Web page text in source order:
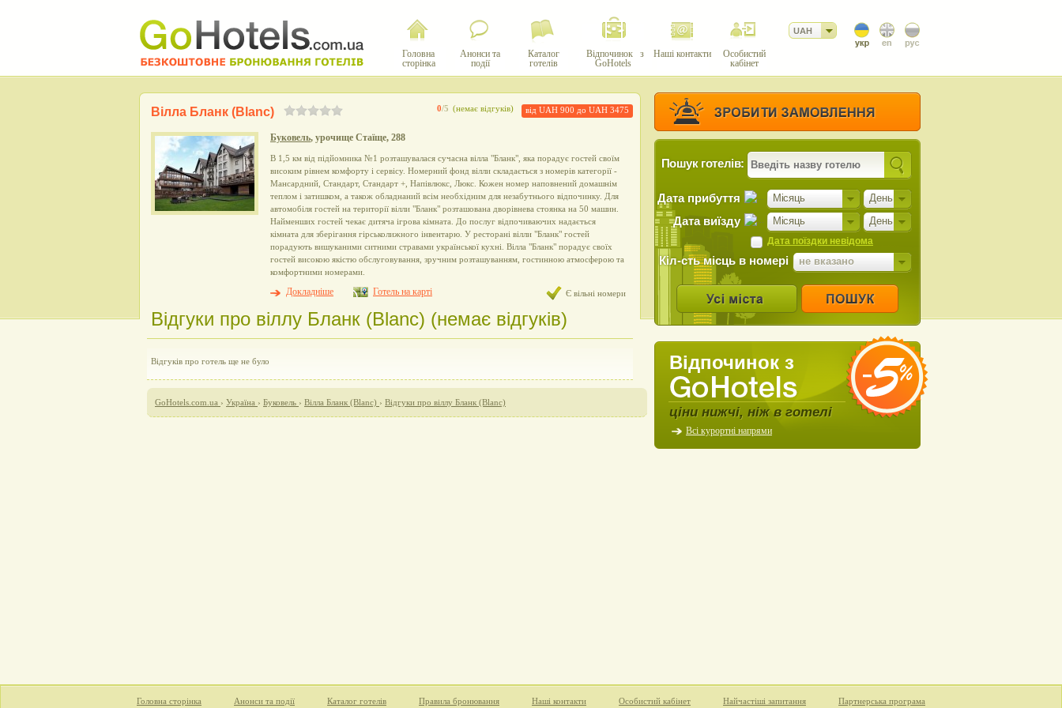
Головна
сторінка
Анонси та
події
Каталог
готелів
Відпочинок з
GoHotels
Наші контакти
Особистий
кабінет
UAH
0/5 (немає відгуків) від UAH 900 до UAH 3475
Вілла Бланк (Blanc)
Буковель, урочище Стаїще, 288
В 1,5 км від підйомника №1 розташувалася сучасна вілла "Бланк", яка порадує гостей своїм
високим рівнем комфорту і сервісу. Номерний фонд вілли складається з номерів категорії -
Мансардний, Стандарт, Стандарт +, Напівлюкс, Люкс. Кожен номер наповнений домашнім
теплом і затишком, а також обладнаний всім необхідним для незабутнього відпочинку. Для
автомобіля гостей на території вілли "Бланк" розташована дворівнева стоянка на 50 машин.
Найменших гостей чекає дитяча ігрова кімната. До послуг відпочиваючих надається
кімната для зберігання гірськолижного інвентарю. У ресторані вілли "Бланк" гостей
порадують вишуканими ситними стравами української кухні. Вілла "Бланк" порадує своїх
гостей високою якістю обслуговування, зручним розташуванням, гостинною атмосферою та
комфортними номерами.
Докладніше Готель на карті Є вільні номери
Відгуки про віллу Бланк (Blanc) (немає відгуків)
Відгуків про готель ще не було
GoHotels.com.ua › Україна › Буковель › Вілла Бланк (Blanc) › Відгуки про віллу Бланк (Blanc)
Пошук готелів:
Місяць День
Дата прибуття
Місяць День
Дата виїзду
Дата поїздки невідома
Кіл-сть місць в номері не вказано
Відпочинок з
ціни нижчі, ніж в готелі
Всі курортні напрями
Головна сторінка Анонси та події Каталог готелів Правила бронювання Наші контакти Особистий кабінет Найчастіші запитання Партнерська програма